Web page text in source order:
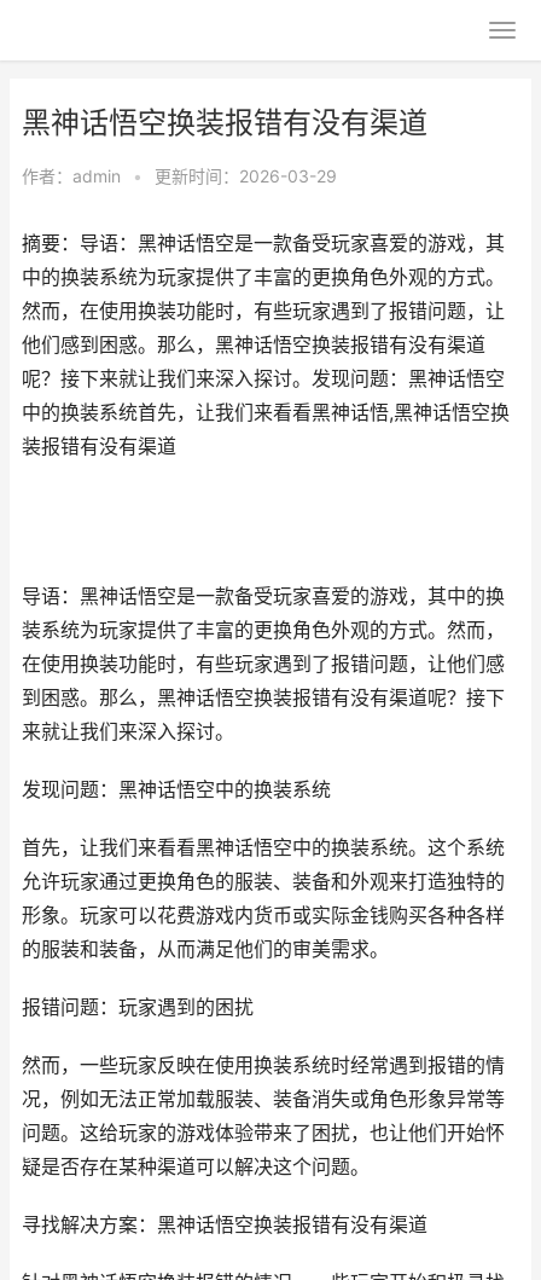
黑神话悟空换装报错有没有渠道
作者： admin • 更新时间：2026-03-29
摘要：导语：黑神话悟空是一款备受玩家喜爱的游戏，其
中的换装系统为玩家提供了丰富的更换角色外观的方式。
然而，在使用换装功能时，有些玩家遇到了报错问题，让
他们感到困惑。那么，黑神话悟空换装报错有没有渠道
呢？接下来就让我们来深入探讨。发现问题：黑神话悟空
中的换装系统首先，让我们来看看黑神话悟,黑神话悟空换
装报错有没有渠道
导语：黑神话悟空是一款备受玩家喜爱的游戏，其中的换
装系统为玩家提供了丰富的更换角色外观的方式。然而，
在使用换装功能时，有些玩家遇到了报错问题，让他们感
到困惑。那么，黑神话悟空换装报错有没有渠道呢？接下
来就让我们来深入探讨。
发现问题：黑神话悟空中的换装系统
首先，让我们来看看黑神话悟空中的换装系统。这个系统
允许玩家通过更换角色的服装、装备和外观来打造独特的
形象。玩家可以花费游戏内货币或实际金钱购买各种各样
的服装和装备，从而满足他们的审美需求。
报错问题：玩家遇到的困扰
然而，一些玩家反映在使用换装系统时经常遇到报错的情
况，例如无法正常加载服装、装备消失或角色形象异常等
问题。这给玩家的游戏体验带来了困扰，也让他们开始怀
疑是否存在某种渠道可以解决这个问题。
寻找解决方案：黑神话悟空换装报错有没有渠道